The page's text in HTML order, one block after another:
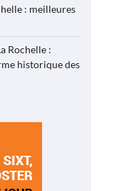
: meilleures
Rochelle :
historique des